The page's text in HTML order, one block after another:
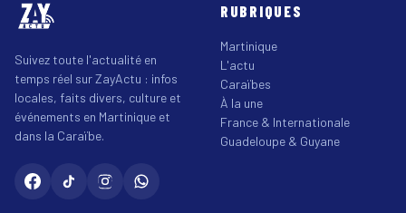
Suivez toute l'actualité en
temps réel sur ZayActu : infos
locales, faits divers, culture et
événements en Martinique et
dans la Caraïbe.
RUBRIQUES
Martinique
L'actu
Caraïbes
À la une
France & Internationale
Guadeloupe & Guyane